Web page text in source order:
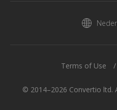
© 2014–2026 Convertio ltd.
Terms of Use